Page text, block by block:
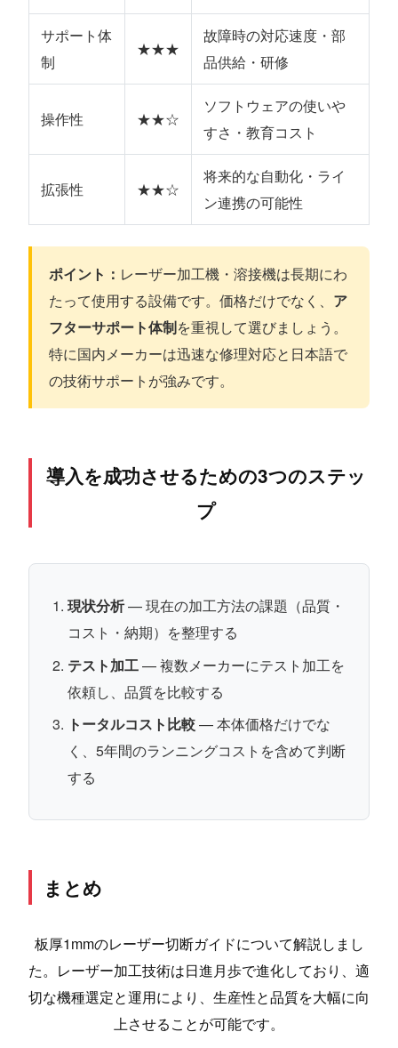
サポート体
制
★★★
故障時の対応速度・部
品供給・研修
操作性 ★★☆
ソフトウェアの使いや
すさ・教育コスト
拡張性 ★★☆
将来的な自動化・ライ
ン連携の可能性
ポイント： レーザー加工機・溶接機は長期にわ
たって使用する設備です。価格だけでなく、 ア
フターサポート体制を重視して選びましょう。
特に国内メーカーは迅速な修理対応と日本語で
の技術サポートが強みです。
導入を成功させるための3つのステッ
プ
現状分析— 現在の加工方法の課題（品質・
コスト・納期）を整理する
テスト加工— 複数メーカーにテスト加工を
依頼し、品質を比較する
トータルコスト比較— 本体価格だけでな
く、5年間のランニングコストを含めて判断
する
まとめ
板厚1mmのレーザー切断ガイドについて解説しまし
た。レーザー加工技術は日進月歩で進化しており、適
切な機種選定と運用により、生産性と品質を大幅に向
上させることが可能です。